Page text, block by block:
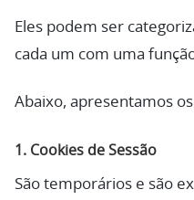
Eles podem ser
cada um com uma
Abaixo, apresentamos
1. Cookies de Sessão
São temporários e são